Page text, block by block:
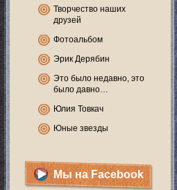
Творчество наших
друзей
Фотоальбом
Эрик Дерябин
Это было недавно, это
было давно…
Юлия Товкач
Юные звезды
Мы на Facebook